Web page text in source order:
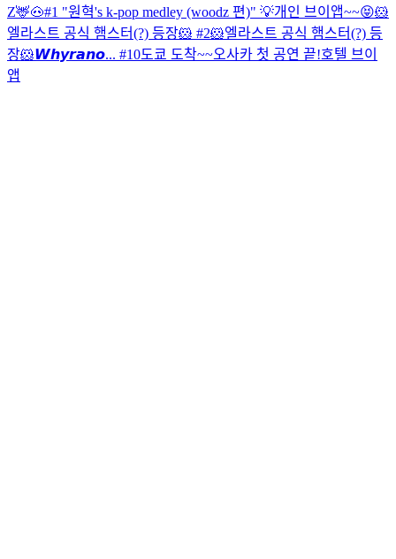
Z🦌🐽#1 "원혁's k-pop medley (woodz 편)" 💡개인 브이앱~~😝🐹
엘라스트 공식 햄스터(?) 등장🐹 #2🐹엘라스트 공식 햄스터(?) 등
장🐹𝙒𝙝𝙮𝙧𝙖𝙣𝙤... #10도쿄 도착~~오사카 첫 공연 끝!호텔 브이
앱